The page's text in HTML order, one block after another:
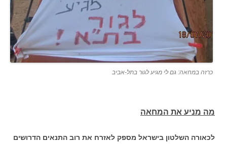
כרזה במחאה: גם לי מגיע לגור בתל-אביב
מה מניע את המחאה
לכאורה השלטון בישראל מספק לאזרח את רוב התנאים הדרושים